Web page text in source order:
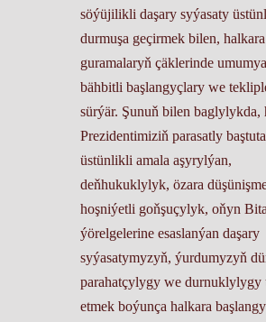
söýüjilikli daşary syýasaty
durmuşa geçirmek bilen, halkara
guramalaryň çäklerinde
bähbitli başlangyçlary we
sürýär. Şunuň bilen baglylykda,
Prezidentimiziň parasatly
üstünlikli amala aşyrylýan,
deňhukuklylyk, özara
hoşniýetli goňşuçylyk, oňyn
ýörelgelerine esaslanýan daşary
syýasatymyzyň, ýurdumyzyň
parahatçylygy we durnuklylygy
etmek boýunça halkara